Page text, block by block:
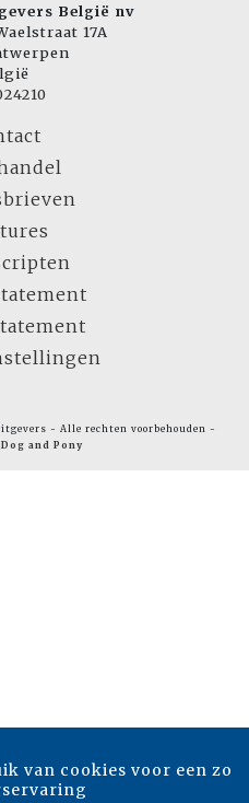
België nv
17A
- Alle rechten voorbehouden -
Dog and Pony
van cookies voor een zo